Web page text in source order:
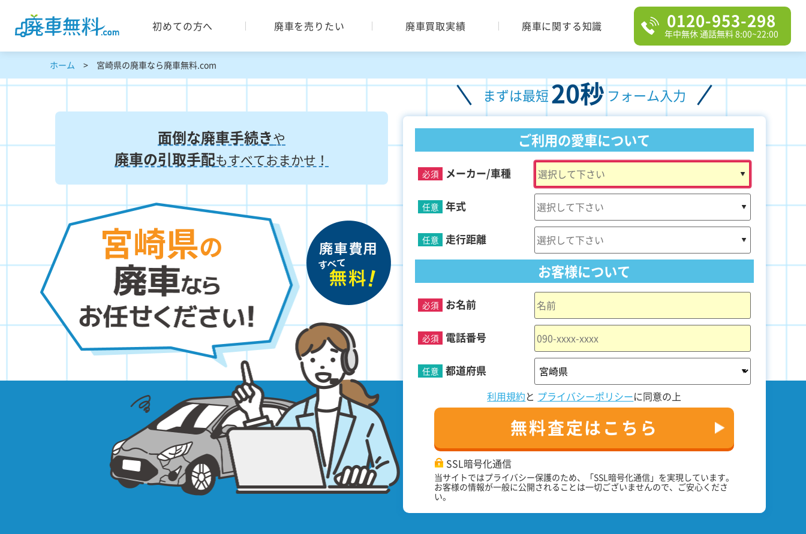
初めての方へ 廃車を売りたい 廃車買取実績 廃車に関する知識 0120-953-298
年中無休 通話無料 8:00~22:00
ホーム 宮崎県の廃車なら廃車無料.com
宮崎県の
面倒な廃車手続きや
廃車の引取手配もすべておまかせ！
まずは最短20秒 フォーム入力
ご利用の愛車について
メーカー/車種
必須
年式
任意
走行距離
任意
お客様について
お名前
必須
電話番号
必須
都道府県
任意
利用規約と プライバシーポリシーに同意の上
無料査定はこちら
SSL暗号化通信
当サイトではプライバシー保護のため、「SSL暗号化通信」を実現しています。
お客様の情報が一般に公開されることは一切ございませんので、ご安心くださ
い。